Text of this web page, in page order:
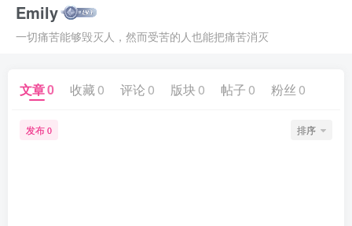
Emily
一切痛苦能够毁灭人，然而受苦的人也能把痛苦消灭
文章0 收藏 0 评论 0 版块 0 帖子 0 粉丝 0
发布 0 排序